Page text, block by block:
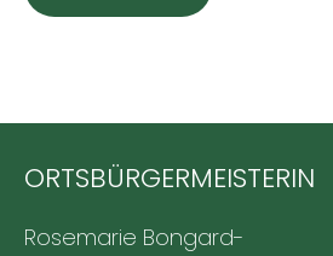
ORTSBÜRGERMEISTERIN
Rosemarie Bongard-